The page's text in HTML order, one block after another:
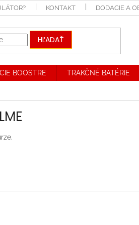
KONTAKT DODACIE A
HĽADAŤ
BOOSTRE TRAKČNÉ BATÉRIE